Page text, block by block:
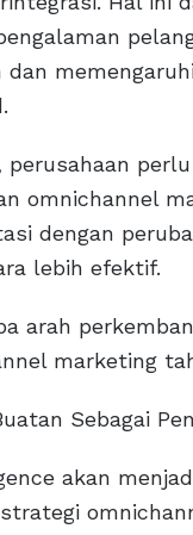
perusahaan
omnichannel
dengan
lebih efektif.
arah
marketing
Sebagai
akan